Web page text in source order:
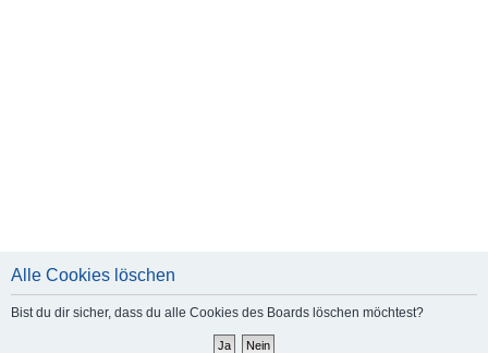
Alle Cookies löschen
Bist du dir sicher, dass du alle Cookies des Boards löschen möchtest?